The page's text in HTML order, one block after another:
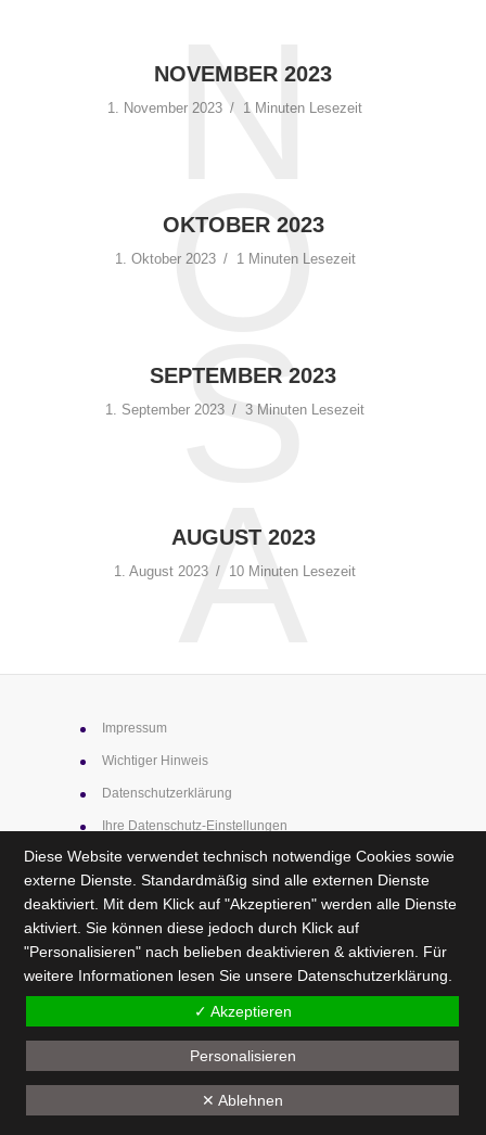
NOVEMBER 2023
1. November 2023 1 Minuten Lesezeit
N
OKTOBER 2023
1. Oktober 2023 1 Minuten Lesezeit
O
SEPTEMBER 2023
1. September 2023 3 Minuten Lesezeit
S
AUGUST 2023
1. August 2023 10 Minuten Lesezeit
A
Impressum
Wichtiger Hinweis
Datenschutz­erklärung
Ihre Datenschutz-Einstellungen
Nicht angemeldet >Anmelden
Diese Website verwendet technisch notwendige Cookies sowie
externe Dienste. Standardmäßig sind alle externen Dienste
deaktiviert. Mit dem Klick auf "Akzeptieren" werden alle Dienste
aktiviert. Sie können diese jedoch durch Klick auf
"Personalisieren" nach belieben deaktivieren & aktivieren. Für
weitere Informationen lesen Sie unsere Datenschutzerklärung.
✓ Akzeptieren
Personalisieren
✕ Ablehnen